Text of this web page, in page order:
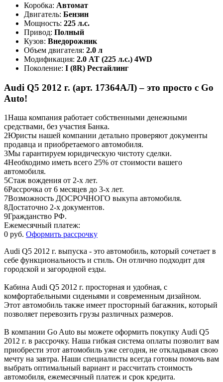
Коробка: Автомат
Двигатель: Бензин
Мощность: 225 л.с.
Привод: Полный
Кузов: Внедорожник
Объем двигателя: 2.0 л
Модификация: 2.0 AT (225 л.с.) 4WD
Поколение: I (8R) Рестайлинг
Audi Q5 2012 г. (арт. 17364АЛ) – это просто с Go
Auto!
1Наша компания работает собственными денежными
средствами, без участия Банка.
2Юристы нашей компании детально проверяют документы
продавца и приобретаемого автомобиля.
3Мы гарантируем юридическую чистоту сделки.
4Необходимо иметь всего 25% от стоимости вашего
автомобиля.
5Стаж вождения от 2-х лет.
6Рассрочка от 6 месяцев до 3-х лет.
7Возможность ДОСРОЧНОГО выкупа автомобиля.
8Достаточно 2-х документов.
9Гражданство РФ.
Ежемесячный платеж:
0 руб. Оформить рассрочку
Audi Q5 2012 г. выпуска - это автомобиль, который сочетает в
себе функциональность и стиль. Он отлично подходит для
городской и загородной езды.
Кабина Audi Q5 2012 г. просторная и удобная, с
комфортабельными сиденьями и современным дизайном.
Этот автомобиль также имеет просторный багажник, который
позволяет перевозить грузы различных размеров.
В компании Go Auto вы можете оформить покупку Audi Q5
2012 г. в рассрочку. Наша гибкая система оплаты позволит вам
приобрести этот автомобиль уже сегодня, не откладывая свою
мечту на завтра. Наши специалисты всегда готовы помочь вам
выбрать оптимальный вариант и рассчитать стоимость
автомобиля, ежемесячный платеж и срок кредита.